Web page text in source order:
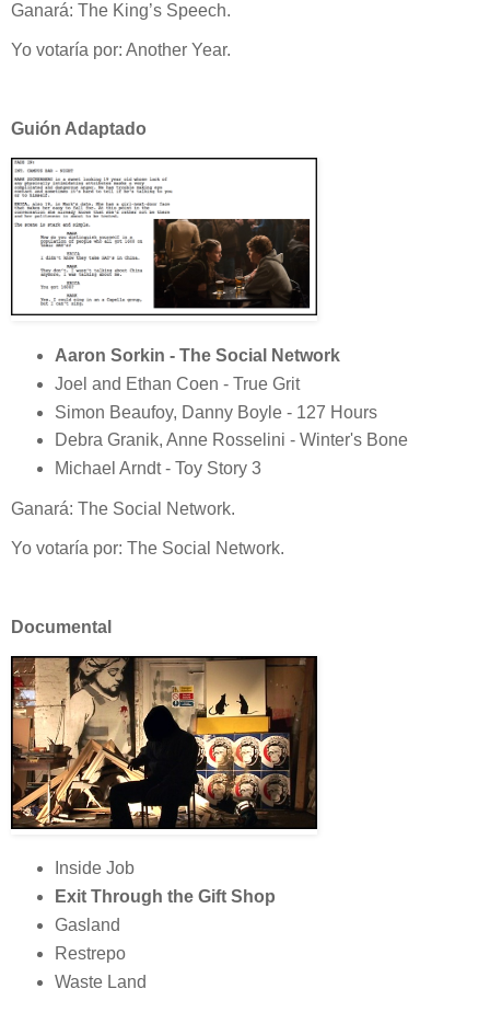
Ganará: The King’s Speech.
Yo votaría por: Another Year.
Guión Adaptado
Aaron Sorkin - The Social Network
Joel and Ethan Coen - True Grit
Simon Beaufoy, Danny Boyle - 127 Hours
Debra Granik, Anne Rosselini - Winter's Bone
Michael Arndt - Toy Story 3
Ganará: The Social Network.
Yo votaría por: The Social Network.
Documental
Inside Job
Exit Through the Gift Shop
Gasland
Restrepo
Waste Land